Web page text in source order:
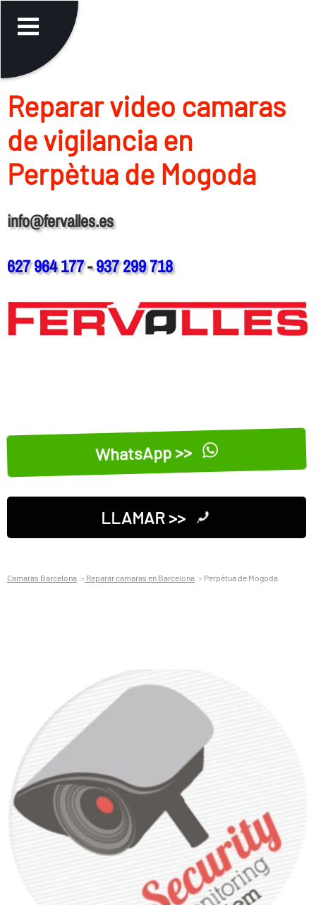
Reparar video camaras
de vigilancia en
Perpètua de Mogoda
info@fervalles.es
627 964 177-937 299 718
WhatsApp >>
LLAMAR >>
Camaras Barcelona Reparar camaras en Barcelona Perpètua de Mogoda